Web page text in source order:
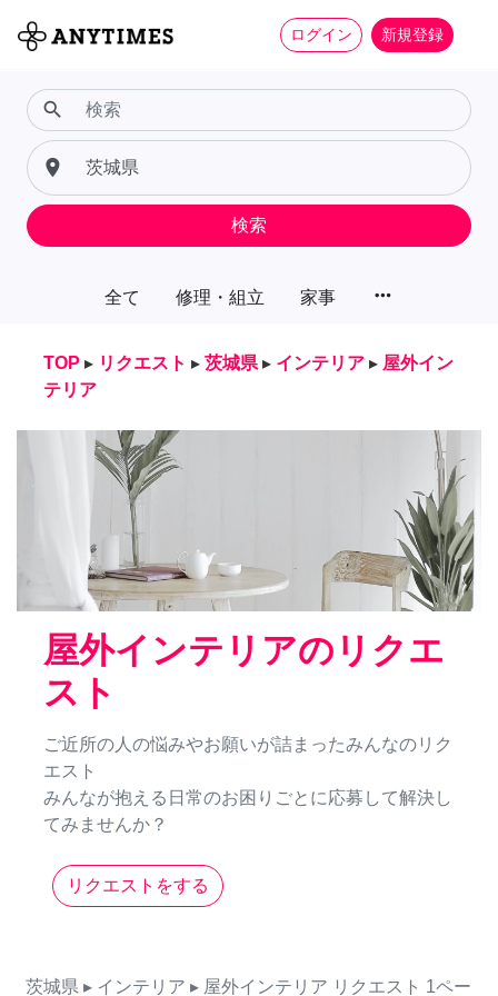
ログイン 新規登録
全て 修理・組立 家事 more_horiz
search
place
検索
TOP ▸ リクエスト ▸ 茨城県 ▸ インテリア ▸ 屋外イン
テリア
屋外インテリアのリクエ
スト
ご近所の人の悩みやお願いが詰まったみんなのリク
エスト
みんなが抱える日常のお困りごとに応募して解決し
てみませんか？
リクエストをする
茨城県 ▸ インテリア ▸ 屋外インテリア リクエスト 1ペー